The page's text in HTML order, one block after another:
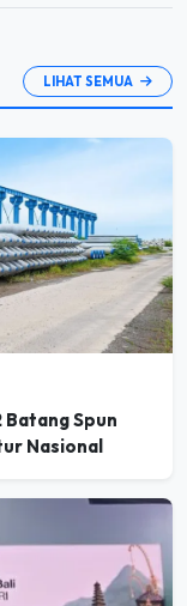
LIHAT SEMUA
Spun
Nasional